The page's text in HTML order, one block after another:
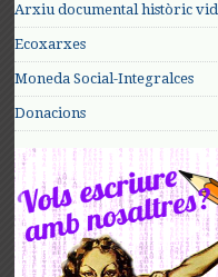
Arxiu documental històric
Ecoxarxes
Moneda Social-Integralces
Donacions